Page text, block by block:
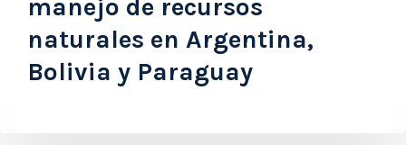
manejo de recursos
naturales en Argentina,
Bolivia y Paraguay